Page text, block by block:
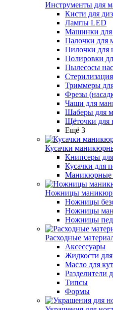
Инструменты для
Кисти для
Лампы LED
Машинки для
Палочки для
Пилочки для
Полировки
Пылесосы
Триммеры
Фрезы
Чаши для
Шаберы для
Щёточки для
Ещё 3
Кусачки
Книпсеры
Кусачки для
Маникюрные
Ножницы
Ножницы
Ножницы
Ножницы
Расходные
Аксессуары
Жидкости для
Масло для
Разделители
Типсы
Формы